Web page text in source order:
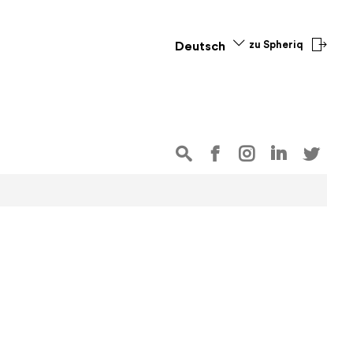
Deutsch zu Spheriq